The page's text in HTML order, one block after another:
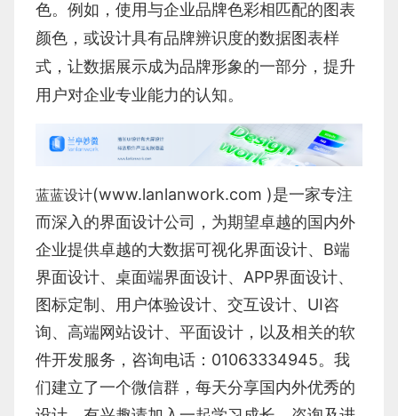
色。例如，使用与企业品牌色彩相匹配的图表
颜色，或设计具有品牌辨识度的数据图表样
式，让数据展示成为品牌形象的一部分，提升
用户对企业专业能力的认知。
蓝蓝设计(www.lanlanwork.com )是一家专注
而深入的界面设计公司，为期望卓越的国内外
企业提供卓越的大数据可视化界面设计、 B端
界面设计、 桌面端界面设计、 APP界面设计、
图标定制、 用户体验设计、 交互设计、 UI咨
询、 高端网站设计、 平面设计 ，以及相关的软
件开发服务，咨询电话：01063334945。我
们建立了一个微信群，每天分享国内外优秀的